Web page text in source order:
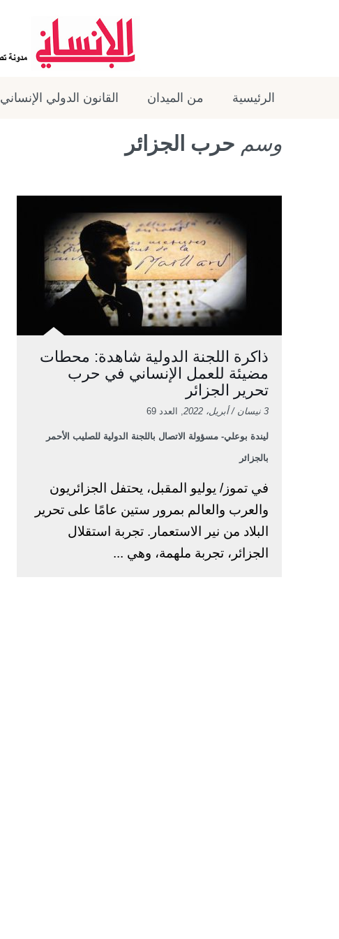
الرئيسية من الميدان القانون الدولي الإنساني
وسم حرب الجزائر
ذاكرة اللجنة الدولية شاهدة: محطات
مضيئة للعمل الإنساني في حرب
تحرير الجزائر
3 نيسان / أبريل، 2022 , العدد 69
ليندة بوعلي- مسؤولة الاتصال باللجنة الدولية للصليب الأحمر
بالجزائر
في تموز/ يوليو المقبل، يحتفل الجزائريون
والعرب والعالم بمرور ستين عامًا على تحرير
البلاد من نير الاستعمار. تجربة استقلال
الجزائر، تجربة ملهمة، وهي ...